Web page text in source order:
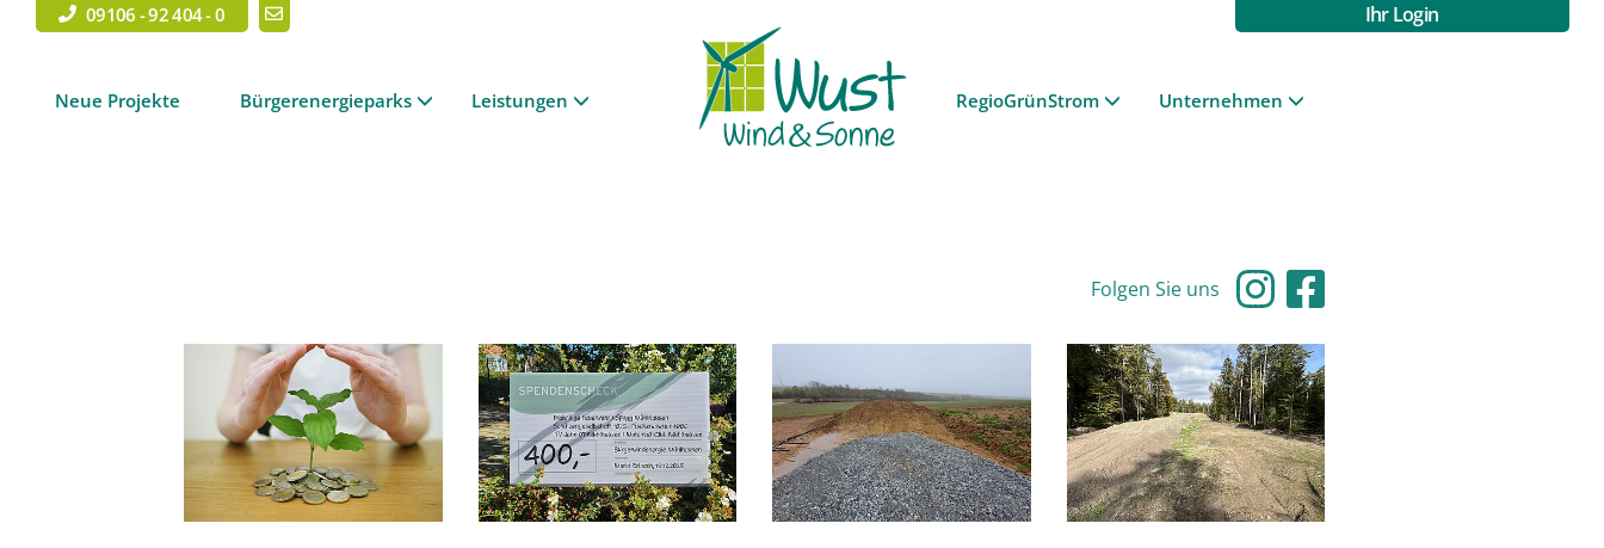
09106 - 92 404 - 0 Ihr Login
Neue Projekte Bürgerenergieparks Leistungen RegioGrünStrom Unternehmen
Folgen Sie uns